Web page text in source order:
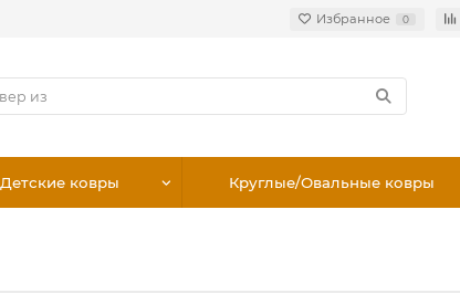
Избранное 0
Детские ковры Круглые/Овальные ковры